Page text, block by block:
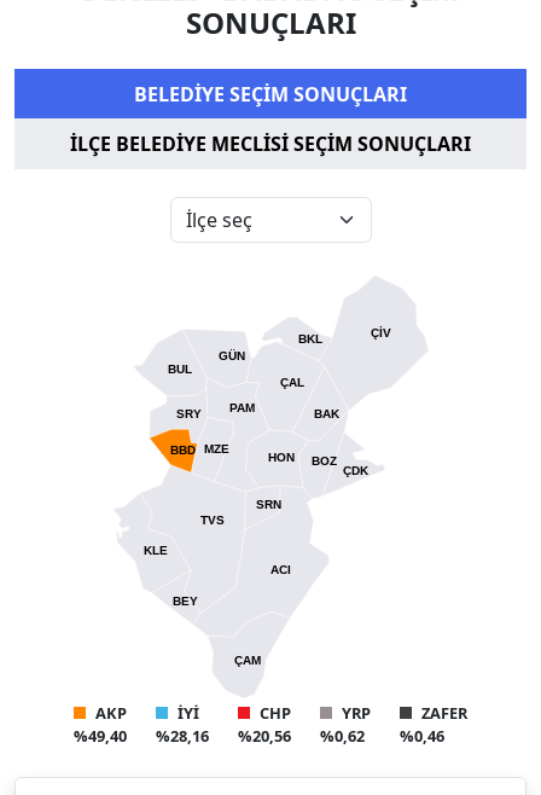
SONUÇLARI
BELEDİYE SEÇİM SONUÇLARI
İLÇE BELEDİYE MECLİSİ SEÇİM SONUÇLARI
ACI
BUL
ÇAL
ÇAM
ÇDK
ÇİV
GÜN
KLE
SRY
TVS
BBD
BKL
HON
SRN
PAM BAK
BEY
BOZ
MZE
AKP
%49,40
İYİ
%28,16
CHP
%20,56
YRP
%0,62
ZAFER
%0,46